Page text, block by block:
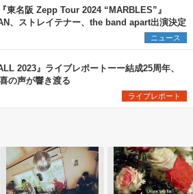
東名阪 Zepp Tour 2024 “MARBLES”』
、ストレイテナー、the band apart出演決定
ニュース
2023』ライブレポートーー結成25周年、
の声が響き渡る
ライブレポート